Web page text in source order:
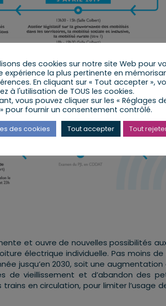
et ouvre de nouvelles possibilités
électrique individuelle. Pas moins de
jusqu’en 2030, soit une augmentation
de vieillissement et d’abandon des
en circulation, pour limiter l’usage
des cookies sur notre site Web pour
expérience la plus pertinente en
En cliquant sur « Tout accepter »,
à l'utilisation de TOUS les cookies.
vous pouvez cliquer sur les « Réglages
pour fournir un consentement contrôlé.
des cookies Tout accepter Tout